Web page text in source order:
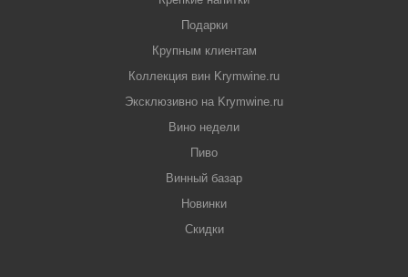
Подарки
Крупным клиентам
Коллекция вин Krymwine.ru
Эксклюзивно на Krymwine.ru
Вино недели
Пиво
Винный базар
Новинки
Скидки